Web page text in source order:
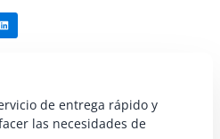
de entrega rápido y
las necesidades de